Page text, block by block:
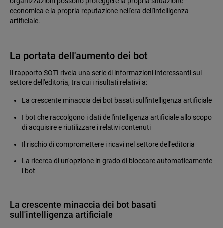
economica e la propria reputazione nell'era dell'intelligenza
artificiale.
La portata dell'aumento dei bot
Il rapporto SOTI rivela una serie di informazioni interessanti sul
settore dell'editoria, tra cui i risultati relativi a:
La crescente minaccia dei bot basati sull'intelligenza artificiale
I bot che raccolgono i dati dell'intelligenza artificiale allo scopo
di acquisire e riutilizzare i relativi contenuti
Il rischio di compromettere i ricavi nel settore dell'editoria
La ricerca di un'opzione in grado di bloccare automaticamente
i bot
La crescente minaccia dei bot basati
sull'intelligenza artificiale